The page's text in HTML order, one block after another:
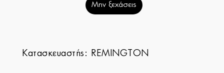
Μην ξεχάσεις
Κατασκευαστής: REMINGTON